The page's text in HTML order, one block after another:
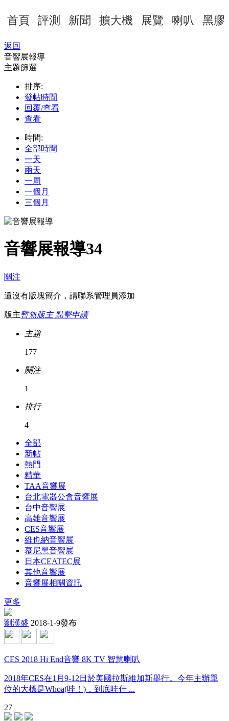
首頁 評測 新聞 擴大機 展覽 喇叭 黑膠
返回
音響展報導
主題篩選
排序:
發帖時間
回覆/查看
查看
時間:
全部時間
一天
兩天
一周
一個月
三個月
音響展報導34
關注
還沒有版塊簡介，請聯系管理員添加
版主暫無版主 點擊申請
主題
177
關注
1
排行
4
全部
新帖
熱門
精華
TAA音響展
台北電器公會音響展
台中音響展
高雄音響展
CES音響展
維也納音響展
慕尼黑音響展
日本CEATEC展
其他音響展
音響展相關資訊
更多
劉漢盛 2018-1-9發布
CES 2018 Hi End音響 8K TV 智慧喇叭
2018年CES在1月9-12日於美國拉斯維加斯舉行。今年主辦單
位的大標是Whoa(哇！)，到底哇什 ...
27